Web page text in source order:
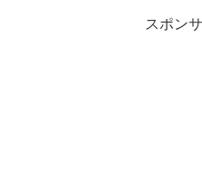
スポン